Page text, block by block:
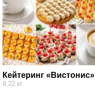
Кейтеринг «Вистонис»
9,22 кг